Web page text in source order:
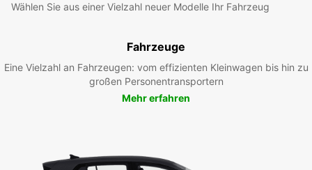
Wählen Sie aus einer Vielzahl neuer Modelle Ihr Fahrzeug
Fahrzeuge
Eine Vielzahl an Fahrzeugen: vom effizienten Kleinwagen bis hin zu
großen Personentransportern
Mehr erfahren